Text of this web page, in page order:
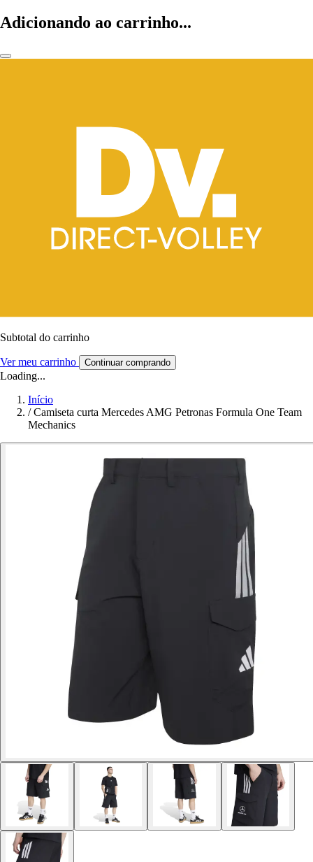
Adicionando ao carrinho...
Subtotal do carrinho
Ver meu carrinho Continuar comprando
Loading...
Início
/ Camiseta curta Mercedes AMG Petronas Formula One Team
Mechanics